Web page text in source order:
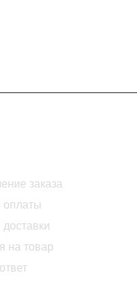
заказа
оплаты
на товар